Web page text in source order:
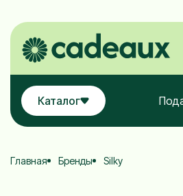
Каталог
Главная Бренды Silky